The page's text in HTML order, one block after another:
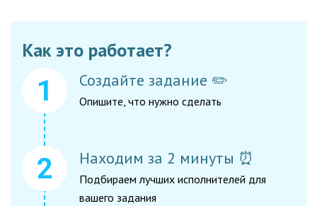
Как это работает?
Создайте задание ✏️
Опишите, что нужно сделать
Находим за 2 минуты ⏰
Подбираем лучших исполнителей для
вашего задания